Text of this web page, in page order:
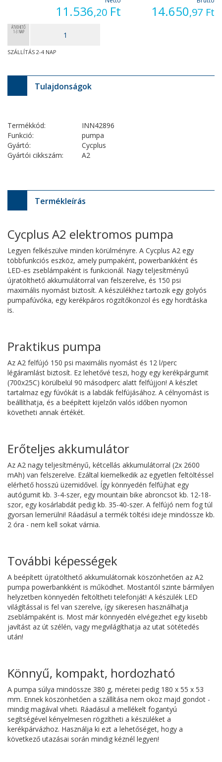
11.536,20 Ft 14.650,97 Ft
ÁTVEHETŐ
1-3 NAP
SZÁLLÍTÁS 2-4 NAP
Tulajdonságok
Termékkód:
INN42896
Funkció:
pumpa
Gyártó:
Cycplus
Gyártói cikkszám:
A2
Termékleírás
Cycplus A2 elektromos pumpa
Legyen felkészülve minden körülményre. A Cycplus A2 egy
többfunkciós eszköz, amely pumpaként, powerbankként és
LED-es zseblámpaként is funkcionál. Nagy teljesítményű
újratölthető akkumulátorral van felszerelve, és 150 psi
maximális nyomást biztosít. A készülékhez tartozik egy golyós
pumpafúvóka, egy kerékpáros rögzítőkonzol és egy hordtáska
is.
Praktikus pumpa
Az A2 felfújó 150 psi maximális nyomást és 12 l/perc
légáramlást biztosít. Ez lehetővé teszi, hogy egy kerékpárgumit
(700x25C) körülbelül 90 másodperc alatt felfújjon! A készlet
tartalmaz egy fúvókát is a labdák felfújásához. A célnyomást is
beállíthatja, és a beépített kijelzőn valós időben nyomon
követheti annak értékét.
Erőteljes akkumulátor
Az A2 nagy teljesítményű, kétcellás akkumulátorral (2x 2600
mAh) van felszerelve. Ezáltal kiemelkedik az egyetlen feltöltéssel
elérhető hosszú üzemidővel. Így könnyedén felfújhat egy
autógumit kb. 3-4-szer, egy mountain bike abroncsot kb. 12-18-
szor, egy kosárlabdát pedig kb. 35-40-szer. A felfújó nem fog túl
gyorsan lemerülni! Ráadásul a termék töltési ideje mindössze kb.
2 óra - nem kell sokat várnia.
További képességek
A beépített újratölthető akkumulátornak köszönhetően az A2
pumpa powerbankként is működhet. Mostantól szinte bármilyen
helyzetben könnyedén feltöltheti telefonját! A készülék LED
világítással is fel van szerelve, így sikeresen használhatja
zseblámpaként is. Most már könnyedén elvégezhet egy kisebb
javítást az út szélén, vagy megvilágíthatja az utat sötétedés
után!
Könnyű, kompakt, hordozható
A pumpa súlya mindössze 380 g, méretei pedig 180 x 55 x 53
mm. Ennek köszönhetően a szállítása nem okoz majd gondot -
mindig magával viheti. Ráadásul a mellékelt fogantyú
segítségével kényelmesen rögzítheti a készüléket a
kerékpárvázhoz. Használja ki ezt a lehetőséget, hogy a
következő utazásai során mindig kéznél legyen!